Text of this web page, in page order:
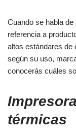
Cuando se habla
referencia a
altos estándares de
según su uso,
conocerás cuáles
térmicas